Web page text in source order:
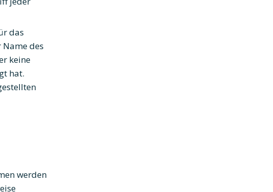
das
des
keine
hat.
werden